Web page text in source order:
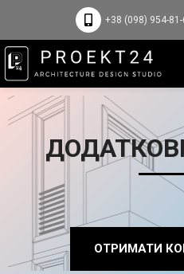
+38 (098) 954-81-
ОТРИМАТИ